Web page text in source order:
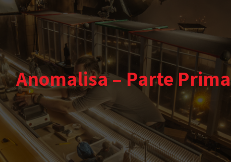
Anomalisa – Parte Prima